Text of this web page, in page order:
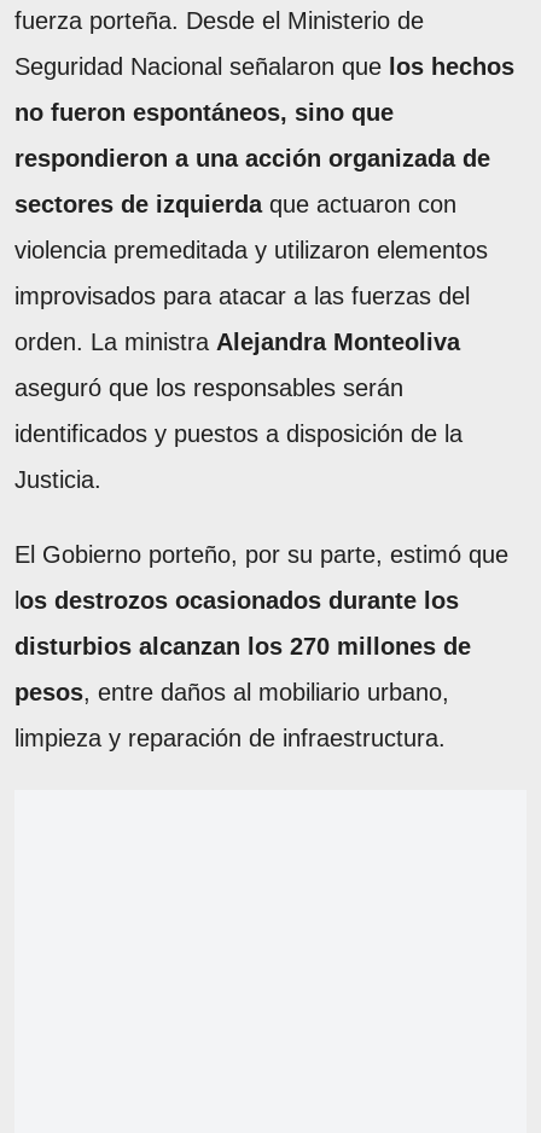
fuerza porteña. Desde el Ministerio de
Seguridad Nacional señalaron que los hechos
no fueron espontáneos, sino que
respondieron a una acción organizada de
sectores de izquierdaque actuaron con
violencia premeditada y utilizaron elementos
improvisados para atacar a las fuerzas del
orden. La ministra Alejandra Monteoliva
aseguró que los responsables serán
identificados y puestos a disposición de la
Justicia.
El Gobierno porteño, por su parte, estimó que
os destrozos ocasionados durante los
disturbios alcanzan los 270 millones de
pesos, entre daños al mobiliario urbano,
limpieza y reparación de infraestructura.